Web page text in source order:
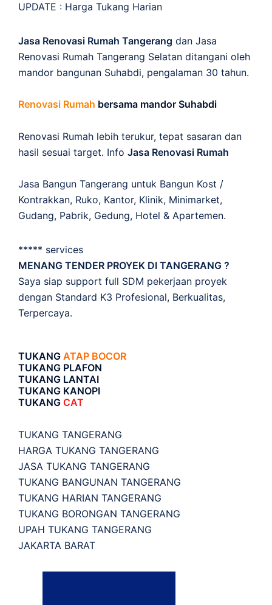
UPDATE : Harga Tukang Harian
Jasa Renovasi Rumah Tangerang dan Jasa
Renovasi Rumah Tangerang Selatan ditangani oleh
mandor bangunan Suhabdi, pengalaman 30 tahun.
Renovasi Rumah bersama mandor Suhabdi
Renovasi Rumah lebih terukur, tepat sasaran dan
hasil sesuai target. Info Jasa Renovasi Rumah
Jasa Bangun Tangerang untuk Bangun Kost /
Kontrakkan, Ruko, Kantor, Klinik, Minimarket,
Gudang, Pabrik, Gedung, Hotel & Apartemen.
***** services
MENANG TENDER PROYEK DI TANGERANG ?
Saya siap support full SDM pekerjaan proyek
dengan Standard K3 Profesional, Berkualitas,
Terpercaya.
TUKANG ATAP BOCOR
TUKANG PLAFON
TUKANG LANTAI
TUKANG KANOPI
TUKANG CAT
TUKANG TANGERANG
HARGA TUKANG TANGERANG
JASA TUKANG TANGERANG
TUKANG BANGUNAN TANGERANG
TUKANG HARIAN TANGERANG
TUKANG BORONGAN TANGERANG
UPAH TUKANG TANGERANG
JAKARTA BARAT